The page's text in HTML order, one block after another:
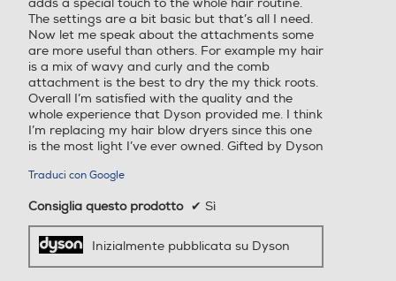
adds a special touch to the whole hair routine.
The settings are a bit basic but that’s all I need.
Now let me speak about the attachments some
are more useful than others. For example my hair
is a mix of wavy and curly and the comb
attachment is the best to dry the my thick roots.
Overall I’m satisfied with the quality and the
whole experience that Dyson provided me. I think
I’m replacing my hair blow dryers since this one
is the most light I’ve ever owned. Gifted by Dyson
Traduci con Google
Consiglia questo prodotto ✔ Sì
Inizialmente pubblicata su Dyson